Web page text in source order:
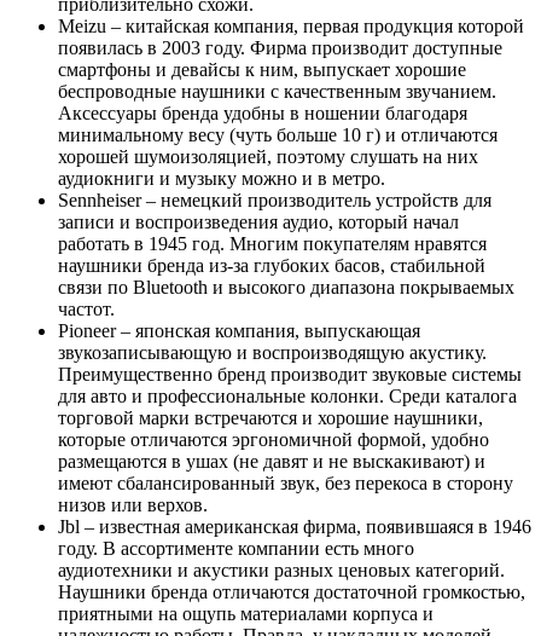
Meizu – китайская компания, первая продукция которой
появилась в 2003 году. Фирма производит доступные
смартфоны и девайсы к ним, выпускает хорошие
беспроводные наушники с качественным звучанием.
Аксессуары бренда удобны в ношении благодаря
минимальному весу (чуть больше 10 г) и отличаются
хорошей шумоизоляцией, поэтому слушать на них
аудиокниги и музыку можно и в метро.
Sennheiser – немецкий производитель устройств для
записи и воспроизведения аудио, который начал
работать в 1945 год. Многим покупателям нравятся
наушники бренда из-за глубоких басов, стабильной
связи по Bluetooth и высокого диапазона покрываемых
частот.
Pioneer – японская компания, выпускающая
звукозаписывающую и воспроизводящую акустику.
Преимущественно бренд производит звуковые системы
для авто и профессиональные колонки. Среди каталога
торговой марки встречаются и хорошие наушники,
которые отличаются эргономичной формой, удобно
размещаются в ушах (не давят и не выскакивают) и
имеют сбалансированный звук, без перекоса в сторону
низов или верхов.
Jbl – известная американская фирма, появившаяся в 1946
году. В ассортименте компании есть много
аудиотехники и акустики разных ценовых категорий.
Наушники бренда отличаются достаточной громкостью,
приятными на ощупь материалами корпуса и